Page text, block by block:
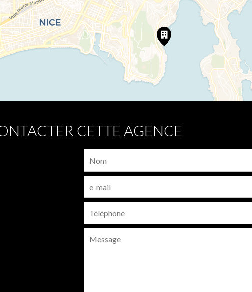
CETTE AGENCE